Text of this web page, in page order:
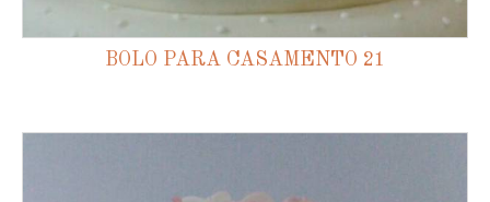
BOLO PARA CASAMENTO 21